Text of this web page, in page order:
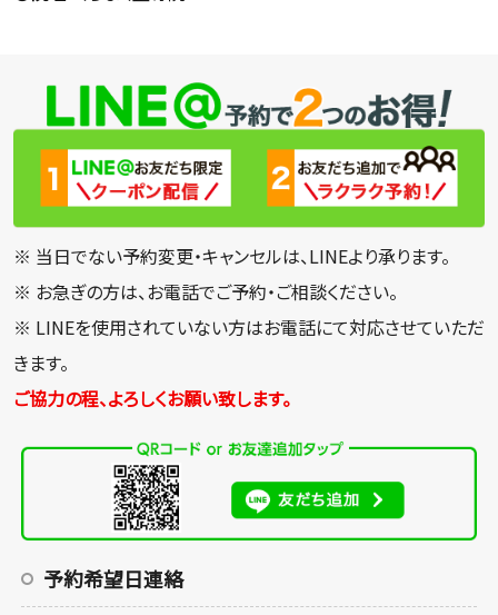
※ 当日でない予約変更・キャンセルは、LINEより承ります。
※ お急ぎの方は、お電話でご予約・ご相談ください。
※ LINEを使用されていない方はお電話にて対応させていただ
きます。
ご協力の程、よろしくお願い致します。
予約希望日連絡